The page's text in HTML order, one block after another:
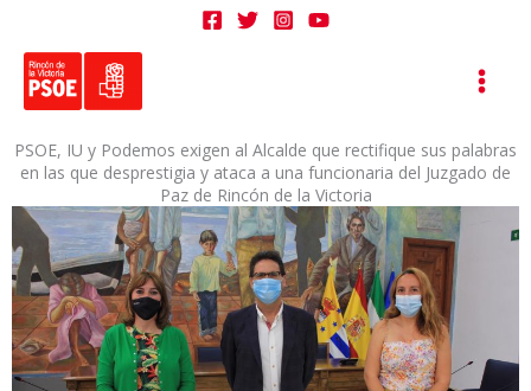
contenido
PSOE, IU y Podemos exigen al Alcalde que rectifique sus palabras
en las que desprestigia y ataca a una funcionaria del Juzgado de
Paz de Rincón de la Victoria